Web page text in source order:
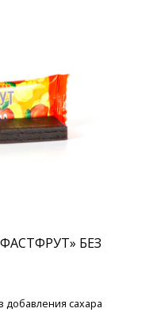
БЕЗ
добавления сахара